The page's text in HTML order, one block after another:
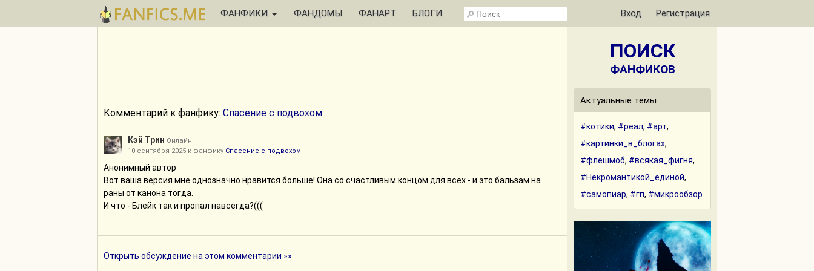
ФАНФИКИ ФАНДОМЫ ФАНАРТ БЛОГИ Вход Регистрация
Комментарий к фанфику: Спасение с подвохом
Кэй Трин Онлайн
10 сентября 2025 к фанфику Спасение с подвохом
Анонимный автор
Вот ваша версия мне однозначно нравится больше! Она со счастливым концом для всех - и это бальзам на
раны от канона тогда.
И что - Блейк так и пропал навсегда?(((
Открыть обсуждение на этом комментарии »»
ПОИСК
ФАНФИКОВ
Актуальные темы
#котики, #реал, #арт,
#картинки_в_блогах,
#флешмоб, #всякая_фигня,
#Некромантикой_единой,
#самопиар, #гп, #микрообзор